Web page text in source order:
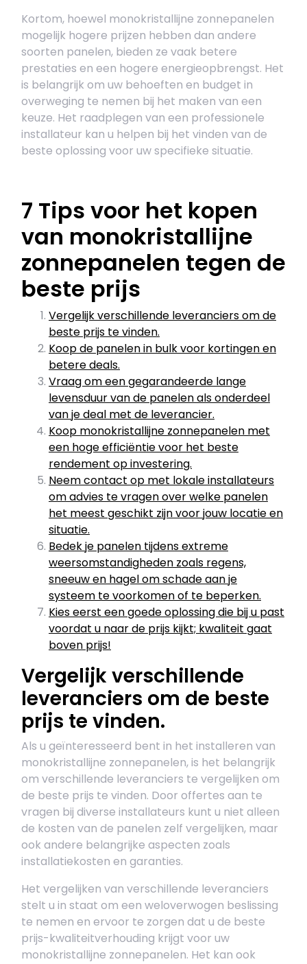
Kortom, hoewel monokristallijne zonnepanelen
mogelijk hogere prijzen hebben dan andere
soorten panelen, bieden ze vaak betere
prestaties en een hogere energieopbrengst. Het
is belangrijk om uw behoeften en budget in
overweging te nemen bij het maken van een
keuze. Het raadplegen van een professionele
installateur kan u helpen bij het vinden van de
beste oplossing voor uw specifieke situatie.
7 Tips voor het kopen
van monokristallijne
zonnepanelen tegen de
beste prijs
Vergelijk verschillende leveranciers om de
beste prijs te vinden.
Koop de panelen in bulk voor kortingen en
betere deals.
Vraag om een gegarandeerde lange
levensduur van de panelen als onderdeel
van je deal met de leverancier.
Koop monokristallijne zonnepanelen met
een hoge efficiëntie voor het beste
rendement op investering.
Neem contact op met lokale installateurs
om advies te vragen over welke panelen
het meest geschikt zijn voor jouw locatie en
situatie.
Bedek je panelen tijdens extreme
weersomstandigheden zoals regens,
sneeuw en hagel om schade aan je
systeem te voorkomen of te beperken.
Kies eerst een goede oplossing die bij u past
voordat u naar de prijs kijkt; kwaliteit gaat
boven prijs!
Vergelijk verschillende
leveranciers om de beste
prijs te vinden.
Als u geïnteresseerd bent in het installeren van
monokristallijne zonnepanelen, is het belangrijk
om verschillende leveranciers te vergelijken om
de beste prijs te vinden. Door offertes aan te
vragen bij diverse installateurs kunt u niet alleen
de kosten van de panelen zelf vergelijken, maar
ook andere belangrijke aspecten zoals
installatiekosten en garanties.
Het vergelijken van verschillende leveranciers
stelt u in staat om een weloverwogen beslissing
te nemen en ervoor te zorgen dat u de beste
prijs-kwaliteitverhouding krijgt voor uw
monokristallijne zonnepanelen. Het kan ook